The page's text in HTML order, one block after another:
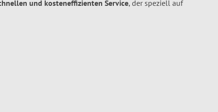
und kosteneffizienten Service, der speziell auf